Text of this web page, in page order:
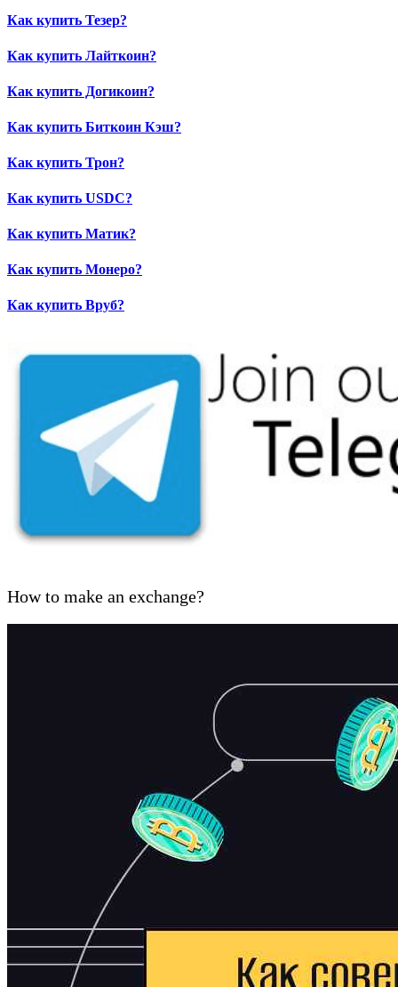
Как купить Тезер?
Как купить Лайткоин?
Как купить Догикоин?
Как купить Биткоин Кэш?
Как купить Трон?
Как купить USDC?
Как купить Матик?
Как купить Монеро?
Как купить Вруб?
How to make an exchange?